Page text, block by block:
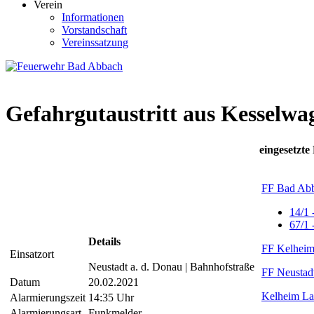
Verein
Informationen
Vorstandschaft
Vereinssatzung
Gefahrgutaustritt aus
Einsatzort
Details
Neustadt a. d. Donau | Bahnhofstraße
Datum
20.02.2021
Alarmierungszeit 14:35 Uhr
FF Bad
14/1
67/1
FF
FF
Kelheim